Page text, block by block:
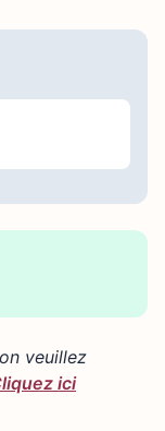
×
veuillez
ici